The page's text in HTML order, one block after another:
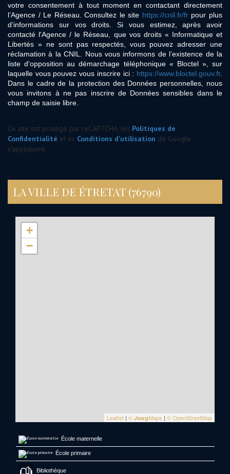
votre consentement à tout moment en contactant directement
l’Agence / Le Réseau. Consultez le site https://cnil.fr/frpour plus
d’informations sur vos droits. Si vous estimez, après avoir
contacté l'Agence / le Réseau, que vos droits « Informatique et
Libertés » ne sont pas respectés, vous pouvez adresser une
réclamation à la CNIL. Nous vous informons de l’existence de la
liste d'opposition au démarchage téléphonique « Bloctel », sur
laquelle vous pouvez vous inscrire ici : https://www.bloctel.gouv.fr.
Dans le cadre de la protection des Données personnelles, nous
vous invitons à ne pas inscrire de Données sensibles dans le
champ de saisie libre.
Ce site est protégé par reCAPTCHA, les Politiques de
Confidentialité et es Conditions d'utilisation de Google
s'appliquent.
LA VILLE DE ÉTRETAT (76790)
+
−
Leaflet | © JawgMaps | © OpenStreetMap
École maternelle
École primaire
Bibliothèque